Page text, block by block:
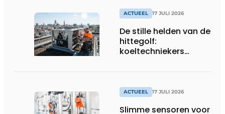
ACTUEEL 17 JULI 2026
De stille helden van de
hittegolf:
koeltechniekers
productiebedrijven
draaiende
ACTUEEL 17 JULI 2026
Slimme sensoren voor